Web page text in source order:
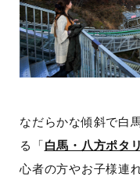
なだらかな傾斜で白
る「白馬・八方ポタ
心者の方やお子様連